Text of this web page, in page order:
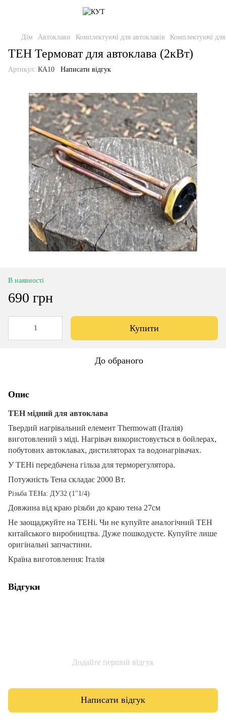
Дім Автоклави Комплектуючі для автоклавів Комплектуючі
ТЕН Термоват для автоклава (2кВт)
Артикул: КА10 Написати відгук
В наявності
690 грн
Купити
До обраного
Опис
ТЕН мідний для автоклава
Твердий нагрівальний елемент Thermowatt (Італія)
виготовлений з міді. Нагрівач використовується в бойлерах,
побутових автоклавах, дистиляторах та водонагрівачах.
У ТЕНі передбачена гільза для терморегулятора.
Потужність Тена складає 2000 Вт.
Різьба ТЕНа: ДУ32 (1"1/4)
Довжина від краю різьби до краю тена 27см
Не заощаджуйте на ТЕНі. Чи не купуйте аналогічний ТЕН
китайського виробництва. Дуже пошкодуєте. Купуйте лише
оригінальні запчастини.
Країна виготовлення: Італія
Відгуки
Додайте перший відгук
Написати відгук